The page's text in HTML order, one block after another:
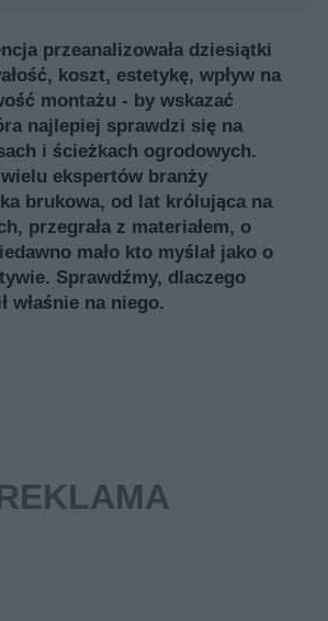
przeanalizowała dziesiątki
koszt, estetykę, wpływ na
montażu - by wskazać
najlepiej sprawdzi się na
i ścieżkach ogrodowych.
ekspertów branży
brukowa, od lat królująca na
przegrała z materiałem, o
mało kto myślał jako o
Sprawdźmy, dlaczego
właśnie na niego.